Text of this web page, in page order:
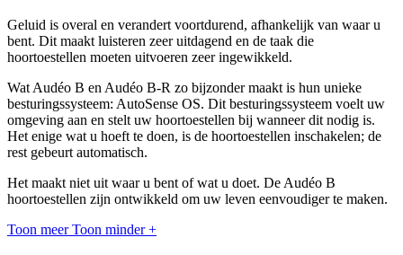
Geluid is overal en verandert voortdurend, afhankelijk van waar u
bent. Dit maakt luisteren zeer uitdagend en de taak die
hoortoestellen moeten uitvoeren zeer ingewikkeld.
Wat Audéo B en Audéo B-R zo bijzonder maakt is hun unieke
besturingssysteem: AutoSense OS. Dit besturingssysteem voelt uw
omgeving aan en stelt uw hoortoestellen bij wanneer dit nodig is.
Het enige wat u hoeft te doen, is de hoortoestellen inschakelen; de
rest gebeurt automatisch.
Het maakt niet uit waar u bent of wat u doet. De Audéo B
hoortoestellen zijn ontwikkeld om uw leven eenvoudiger te maken.
Toon meer Toon minder +